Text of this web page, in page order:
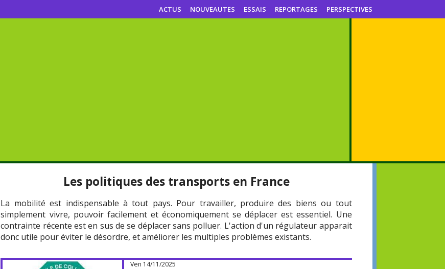
ACTUS NOUVEAUTES ESSAIS REPORTAGES PERSPECTIVES
Les politiques des transports en France
La mobilité est indispensable à tout pays. Pour travailler, produire des biens ou tout
simplement vivre, pouvoir facilement et économiquement se déplacer est essentiel. Une
contrainte récente est en sus de se déplacer sans polluer. L'action d'un régulateur apparait
donc utile pour éviter le désordre, et améliorer les multiples problèmes existants.
Ven 14/11/2025